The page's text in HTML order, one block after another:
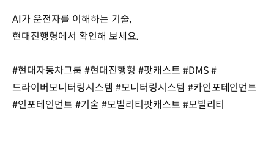
AI가 운전자를 이해하는 기술,
현대진행형에서 확인해 보세요.
#현대자동차그룹 #현대진행형 #팟캐스트 #DMS #
드라이버모니터링시스템 #모니터링시스템 #카인포테인먼트
#인포테인먼트 #기술 #모빌리티팟캐스트 #모빌리티